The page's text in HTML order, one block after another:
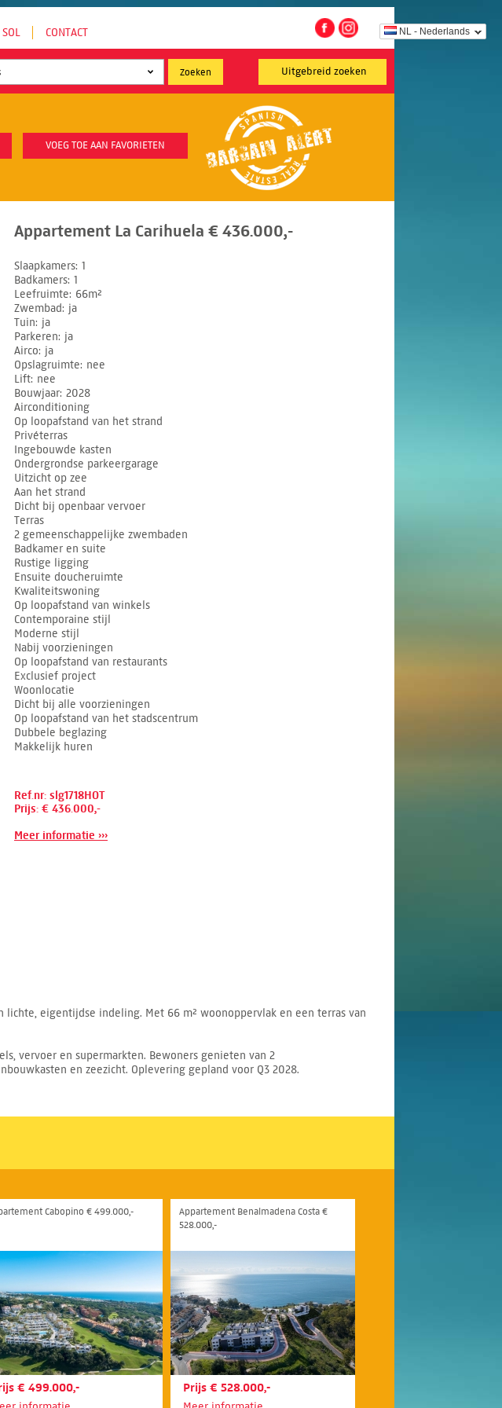
NL - Nederlands
CONTACT
Uitgebreid zoeken
VOEG TOE AAN FAVORIETEN
Appartement La Carihuela € 436.000,-
Slaapkamers 1
Badkamers 1
Leefruimte 66m²
Zwembad
ja
Tuin ja
Parkeren ja
Airco ja
Opslagruimte nee
Lift nee
Bouwjaar 2028
Airconditioning
Op loopafstand van het strand
Privéterras
Ingebouwde kasten
Ondergrondse parkeergarage
Uitzicht op zee
Aan het strand
Dicht bij openbaar vervoer
Terras
2 gemeenschappelijke zwembaden
Badkamer en suite
Rustige ligging
Ensuite doucheruimte
Kwaliteitswoning
Op loopafstand van winkels
Contemporaine stijl
Moderne stijl
Nabij voorzieningen
Op loopafstand van restaurants
Exclusief project
Woonlocatie
Dicht bij alle voorzieningen
Op loopafstand van het stadscentrum
Dubbele beglazing
Makkelijk huren
Ref.nr: slg1718HOT
Prijs: € 436.000,-
Meer informatie ›››
lichte, eigentijdse indeling. Met 66 m² woonoppervlak en een terras van
vervoer en supermarkten. Bewoners genieten van 2
en zeezicht. Oplevering gepland voor Q3 2028.
Cabopino € 499.000,-
€ 499.000,-
Appartement Benalmadena Costa €
528.000,-
Prijs € 528.000,-